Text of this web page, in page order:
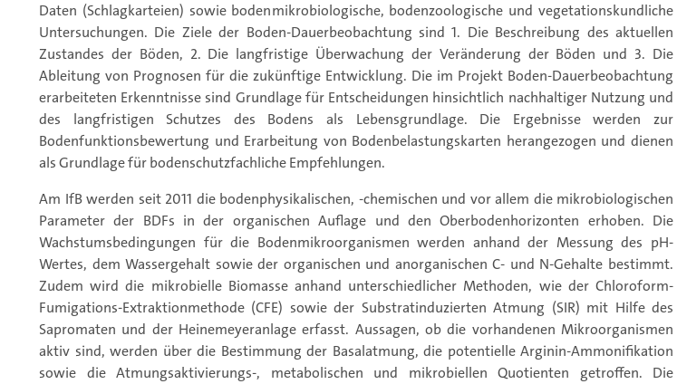
Daten (Schlagkarteien) sowie bodenmikrobiologische, bodenzoologische und vegetationskundliche
Untersuchungen. Die Ziele der Boden-Dauerbeobachtung sind 1. Die Beschreibung des aktuellen
Zustandes der Böden, 2. Die langfristige Überwachung der Veränderung der Böden und 3. Die
Ableitung von Prognosen für die zukünftige Entwicklung. Die im Projekt Boden-Dauerbeobachtung
erarbeiteten Erkenntnisse sind Grundlage für Entscheidungen hinsichtlich nachhaltiger Nutzung und
des langfristigen Schutzes des Bodens als Lebensgrundlage. Die Ergebnisse werden zur
Bodenfunktionsbewertung und Erarbeitung von Bodenbelastungskarten herangezogen und dienen
als Grundlage für bodenschutzfachliche Empfehlungen.
Am IfB werden seit 2011 die bodenphysikalischen, -chemischen und vor allem die mikrobiologischen
Parameter der BDFs in der organischen Auflage und den Oberbodenhorizonten erhoben. Die
Wachstumsbedingungen für die Bodenmikroorganismen werden anhand der Messung des pH-
Wertes, dem Wassergehalt sowie der organischen und anorganischen C- und N-Gehalte bestimmt.
Zudem wird die mikrobielle Biomasse anhand unterschiedlicher Methoden, wie der Chloroform-
Fumigations-Extraktionmethode (CFE) sowie der Substratinduzierten Atmung (SIR) mit Hilfe des
Sapromaten und der Heinemeyeranlage erfasst. Aussagen, ob die vorhandenen Mikroorganismen
aktiv sind, werden über die Bestimmung der Basalatmung, die potentielle Arginin-Ammonifikation
sowie die Atmungsaktivierungs-, metabolischen und mikrobiellen Quotienten getroffen. Die